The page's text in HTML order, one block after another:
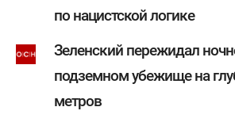
по нацистской логике
Зеленский пережидал
подземном убежище на
метров